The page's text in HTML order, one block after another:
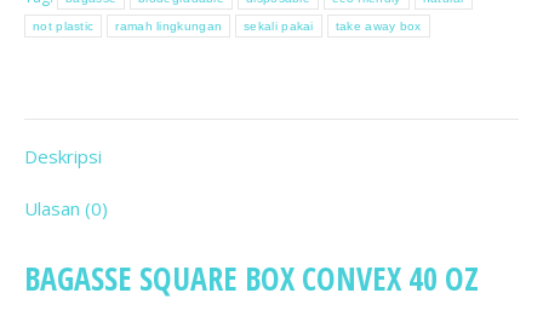
not plastic ramah lingkungan sekali pakai take away box
Deskripsi
Ulasan (0)
BAGASSE SQUARE BOX CONVEX 40 OZ